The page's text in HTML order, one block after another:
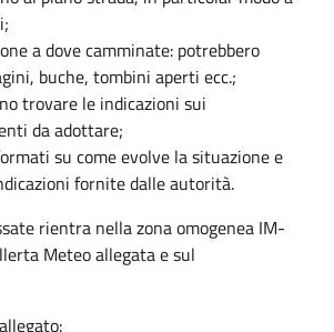
a dove camminate: potrebbero
buche, tombini aperti ecc.;
trovare le indicazioni sui
da adottare;
su come evolve la situazione e
fornite dalle autorità.
rientra nella zona omogenea IM-
Meteo allegata e sul